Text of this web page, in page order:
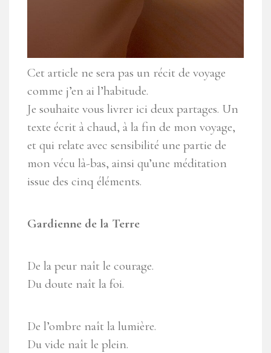
Cet article ne sera pas un récit de voyage
comme j’en ai l’habitude.
Je souhaite vous livrer ici deux partages. Un
texte écrit à chaud, à la fin de mon voyage,
et qui relate avec sensibilité une partie de
mon vécu là-bas, ainsi qu’une méditation
issue des cinq éléments.
Gardienne de la Terre
De la peur naît le courage.
Du doute naît la foi.
De l’ombre naît la lumière.
Du vide naît le plein.